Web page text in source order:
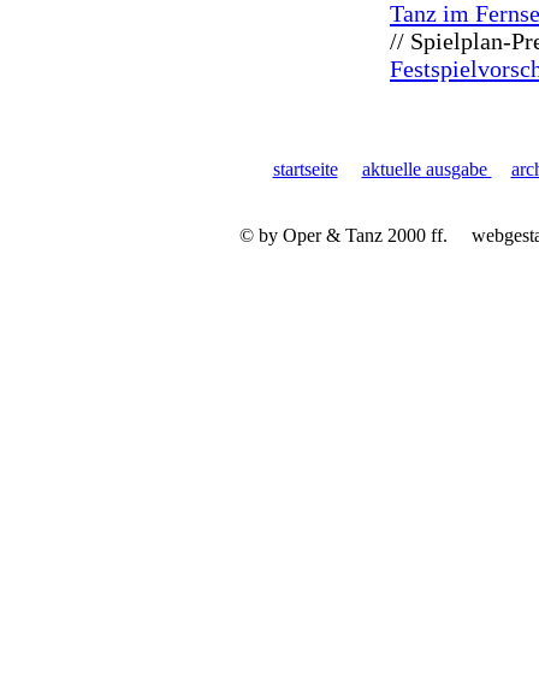
Tanz im
// Spielplan-
startseite aktuelle ausgabe
© by Oper & Tanz 2000 ff.